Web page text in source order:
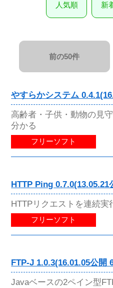
人気順 新
前の50件
やすらかシステム
高齢者・子供・動物の見
分かる
フリーソフト
HTTP Ping 0.7.0(13.05.21
HTTPリクエストを連続実
フリーソフト
FTP-J 1.0.3(16.01.05公開
Javaベースの2ペイン型